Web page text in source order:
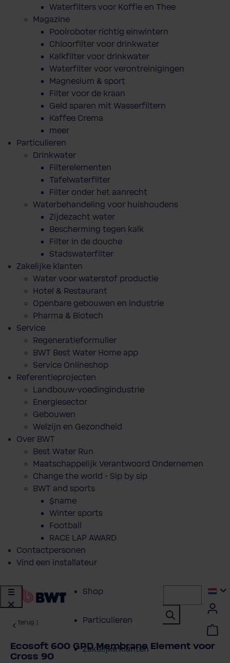
Waterfilters voor Koffie en Thee
Magazine
Poolroboter richtig einwintern
Chloorfilter voor drinkwater
Kalkfilter voor drinkwater
Waterfilter voor verontreinigingen
Magnesium & sport
Filter voor de kraan
Geld sparen mit Wasserfiltern
Kaffee Crema
meer
Particulieren
Drinkwater
Filterelementen
Tafelwaterfilter
Filter onder het aanrecht
Waterbehandeling voor huishoudens
Zijdezacht water
Bescherming tegen kalk
Filter in de douche
Stadswaterfilter
Zakelijke klanten
Water voor waterstof productie
Hotel & Restaurant
Openbare gebouwen en industrie
Pharma & Biotech
Service
Regeneratieformulier
BWT Best Water Home app
Service Onlineshop
Referentieprojecten
Landbouw-voedingindustrie
Energiesector
Gebouwen
Welzijn en Gezondheid
Over BWT
Best Water Run
Maatschappelijk Verantwoord Ondernemen
Change the world - Sip by sip
BWT and sports
$name
Winter sports
Football
RACE LAP AWARD
Contactpersonen
Vind een installateur
Shop
Particulieren
Zakelijke klanten
terug
Ecosoft 600 GPD Membrane Element voor
Cross 90